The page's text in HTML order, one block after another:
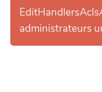
administrateurs